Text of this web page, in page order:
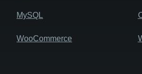
MySQL
WooCommerce